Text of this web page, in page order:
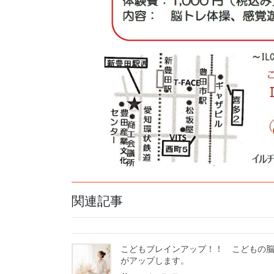
関連記事
こどもブレインアップ！！ こどもの
がアップします。